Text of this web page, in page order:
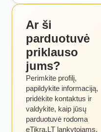
Ar ši
parduotuvė
priklauso
jums?
Perimkite profilį,
papildykite informaciją,
pridėkite kontaktus ir
valdykite, kaip jūsų
parduotuvė rodoma
eTikra.LT lankytojams.